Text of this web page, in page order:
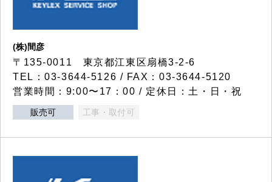
(株)間彦
〒135-0011 東京都江東区扇橋3-2-6
TEL：03-3644-5126 / FAX：03-3644-5120
営業時間：9:00〜17：00 / 定休日：土・日・祝
販売可 工事・取付可